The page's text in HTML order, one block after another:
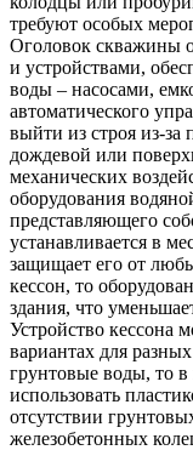
требуют особых
Оголовок скважины
и устройствами,
воды – насосами,
автоматического
выйти из строя из-за
дождевой или
механических
оборудования
представляющего
устанавливается в
защищает его от
кессон, то
здания, что
Устройство кессона
вариантах для
грунтовые воды, то в
использовать
отсутствии
железобетонных